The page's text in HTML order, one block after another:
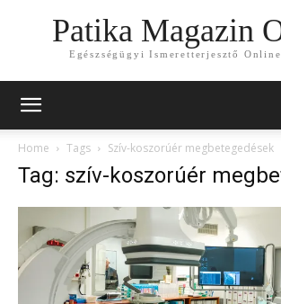
Patika Magazin
Egészségügyi Ismeretterjesztő
Home Tags Szív-koszorúér megbetegedések
Tag: szív-koszorúér